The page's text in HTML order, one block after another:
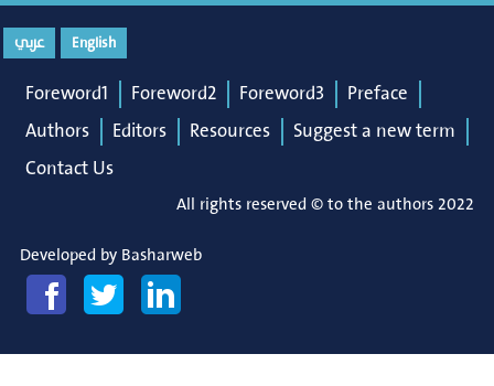
English عربي
Foreword1 Foreword2 Foreword3
Preface
Authors
Editors Resources
Suggest a new term
Contact Us
All rights reserved © to the authors 2022
Developed by Basharweb